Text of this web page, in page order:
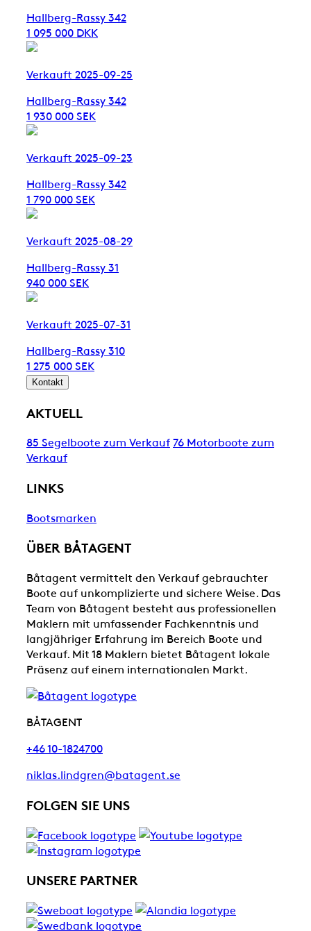
Hallberg-Rassy 342
1 095 000 DKK
Verkauft 2025-09-25
Hallberg-Rassy 342
1 930 000 SEK
Verkauft 2025-09-23
Hallberg-Rassy 342
1 790 000 SEK
Verkauft 2025-08-29
Hallberg-Rassy 31
940 000 SEK
Verkauft 2025-07-31
Hallberg-Rassy 310
1 275 000 SEK
Kontakt
AKTUELL
85 Segelboote zum Verkauf76 Motorboote zum
Verkauf
LINKS
Bootsmarken
ÜBER BÅTAGENT
Båtagent vermittelt den Verkauf gebrauchter
Boote auf unkomplizierte und sichere Weise. Das
Team von Båtagent besteht aus professionellen
Maklern mit umfassender Fachkenntnis und
langjähriger Erfahrung im Bereich Boote und
Verkauf. Mit 18 Maklern bietet Båtagent lokale
Präsenz auf einem internationalen Markt.
BÅTAGENT
+46 10-1824700
niklas.lindgren@batagent.se
FOLGEN SIE UNS
UNSERE PARTNER